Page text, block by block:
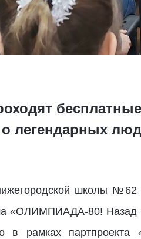
о легендарных
школы №62
«ОЛИМПИАДА-80!
в рамках партпроекта